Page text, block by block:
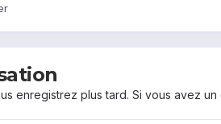
enregistrez plus tard. Si vous avez un